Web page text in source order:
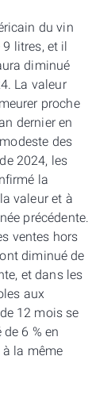
du vin
litres, et il
diminué
La valeur
proche
dernier en
des
2024, les
la
valeur et à
précédente.
ventes hors
diminué de
et dans les
aux
12 mois se
6 % en
la même